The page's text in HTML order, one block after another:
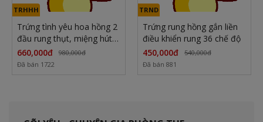
TRHHH
Trứng tình yêu hoa hồng 2
đầu rung thụt, miệng hút
cực phê
660,000đ
980,000đ
Đã bán 1722
TRND
Trứng rung hồng gắn liền
điều khiển rung 36 chế độ
450,000đ
540,000đ
Đã bán 881